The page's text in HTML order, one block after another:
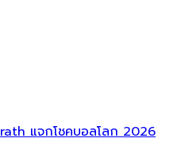
แจกโชคบอลโลก 2026